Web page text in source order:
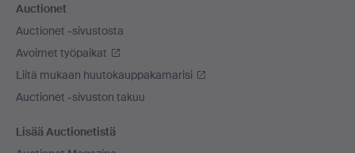
Auctionet
Auctionet -sivustosta
Avoimet työpaikat
Liitä mukaan huutokauppakamarisi
Auctionet -sivuston takuu
Lisää Auctionetistä